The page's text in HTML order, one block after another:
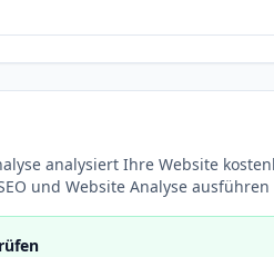
analysiert Ihre Website
und Website Analyse ausführen